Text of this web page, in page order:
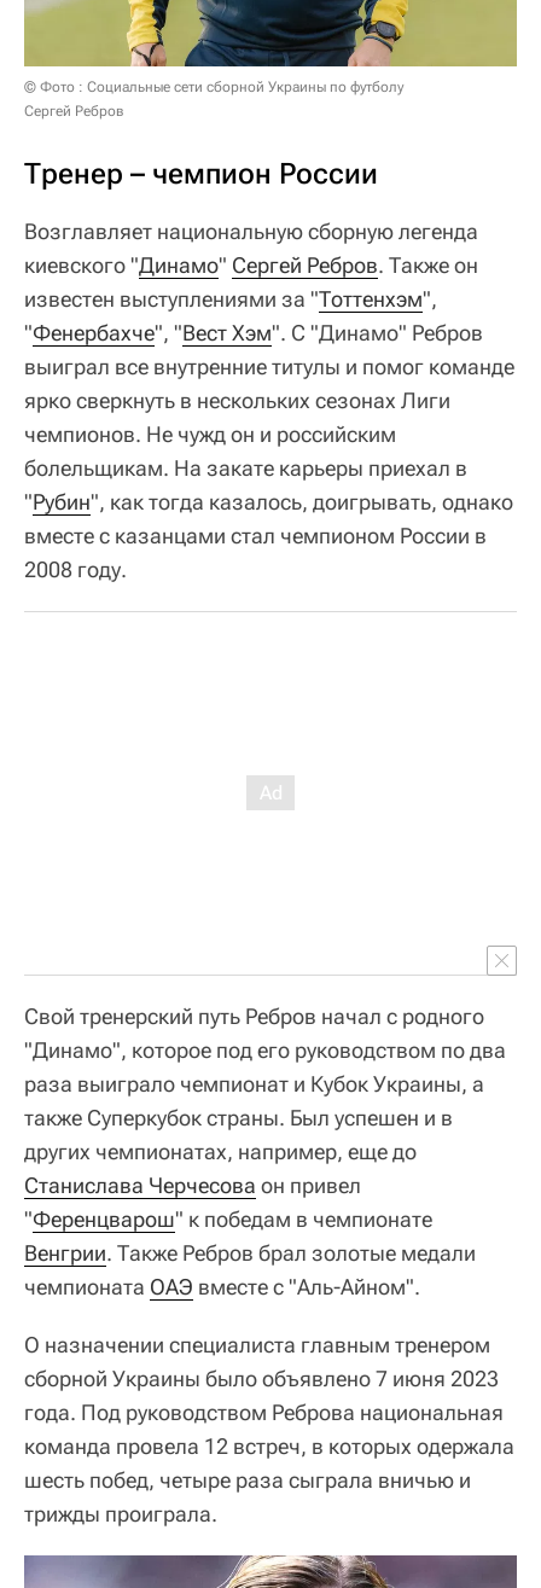
© Фото : Социальные сети сборной Украины по футболу
Сергей Ребров
Тренер – чемпион России
Возглавляет национальную сборную легенда
киевского "Динамо" Сергей Ребров. Также он
известен выступлениями за "Тоттенхэм",
"Фенербахче", "Вест Хэм". С "Динамо" Ребров
выиграл все внутренние титулы и помог команде
ярко сверкнуть в нескольких сезонах Лиги
чемпионов. Не чужд он и российским
болельщикам. На закате карьеры приехал в
"Рубин", как тогда казалось, доигрывать, однако
вместе с казанцами стал чемпионом России в
2008 году.
Свой тренерский путь Ребров начал с родного
"Динамо", которое под его руководством по два
раза выиграло чемпионат и Кубок Украины, а
также Суперкубок страны. Был успешен и в
других чемпионатах, например, еще до
Станислава Черчесова он привел
"Ференцварош" к победам в чемпионате
Венгрии. Также Ребров брал золотые медали
чемпионата ОАЭ вместе с "Аль-Айном".
О назначении специалиста главным тренером
сборной Украины было объявлено 7 июня 2023
года. Под руководством Реброва национальная
команда провела 12 встреч, в которых одержала
шесть побед, четыре раза сыграла вничью и
трижды проиграла.